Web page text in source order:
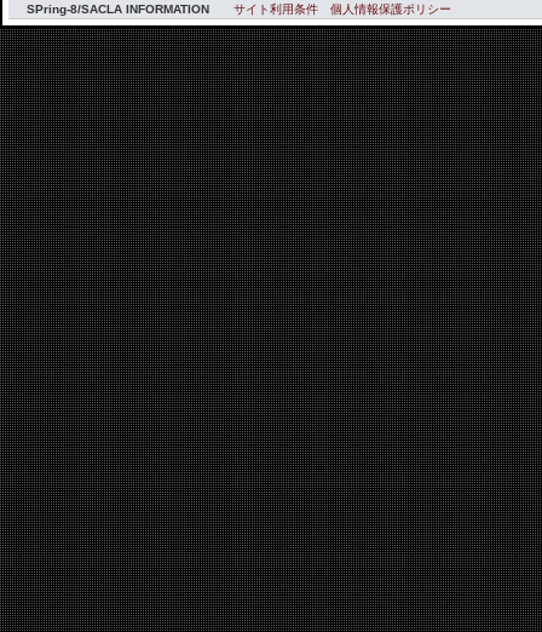
SPring-8/SACLA INFORMATION サイト利用条件 個人情報保護ポリシー